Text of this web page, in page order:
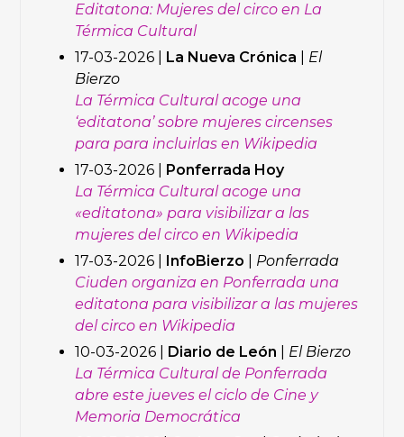
Editatona: Mujeres del circo en La
Térmica Cultural
17-03-2026 |
La Nueva Crónica
El
Bierzo
La Térmica Cultural acoge una
‘editatona’ sobre mujeres circenses
para para incluirlas en Wikipedia
17-03-2026 |
Ponferrada Hoy
La Térmica Cultural acoge una
«editatona» para visibilizar a las
mujeres del circo en Wikipedia
17-03-2026 | InfoBierzo
Ponferrada
Ciuden organiza en Ponferrada una
editatona para visibilizar a las mujeres
del circo en Wikipedia
10-03-2026 | Diario de León
El Bierzo
La Térmica Cultural de Ponferrada
abre este jueves el ciclo de Cine y
Memoria Democrática